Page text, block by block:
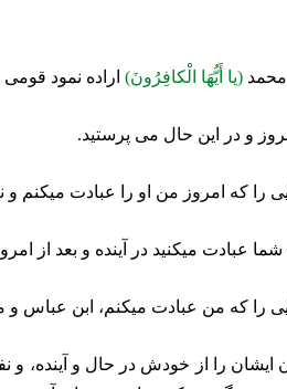
(يا أَيُّهَا الْكافِرُونَ)اراده نمود
و در اين حال مى پرستيد.
را كه امروز من او را عبادت ميكنم و
عبادت ميكنيد در آينده و بعد از
را كه من عبادت ميكنم، ابن عباس و
را از خودش در حال و آينده، و